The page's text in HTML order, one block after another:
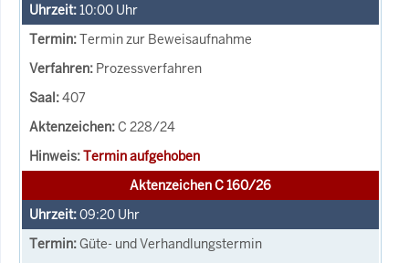
10:00 Uhr
Termin zur Beweisaufnahme
Prozessverfahren
407
C 228/24
Termin aufgehoben
Aktenzeichen C 160/26
09:20 Uhr
Güte- und Verhandlungstermin